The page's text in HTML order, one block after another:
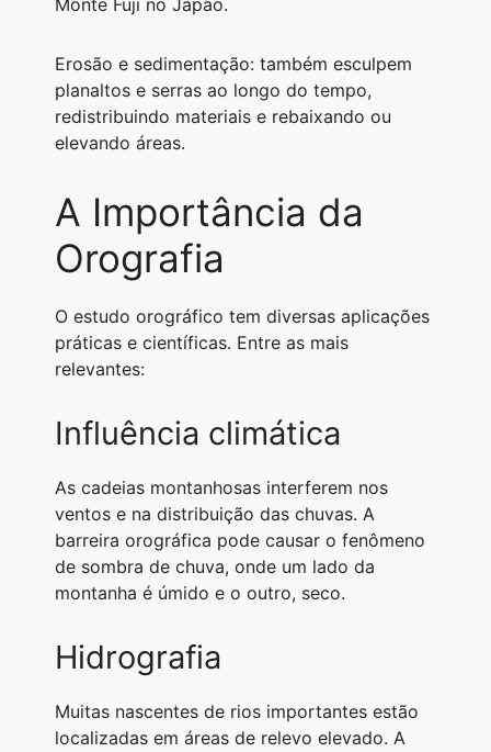
Monte Fuji no Japão.
Erosão e sedimentação: também esculpem
planaltos e serras ao longo do tempo,
redistribuindo materiais e rebaixando ou
elevando áreas.
A Importância da
Orografia
O estudo orográfico tem diversas aplicações
práticas e científicas. Entre as mais
relevantes:
Influência climática
As cadeias montanhosas interferem nos
ventos e na distribuição das chuvas. A
barreira orográfica pode causar o fenômeno
de sombra de chuva, onde um lado da
montanha é úmido e o outro, seco.
Hidrografia
Muitas nascentes de rios importantes estão
localizadas em áreas de relevo elevado. A